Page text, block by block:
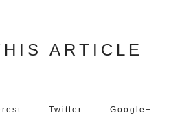
ARTICLE
Twitter Google+